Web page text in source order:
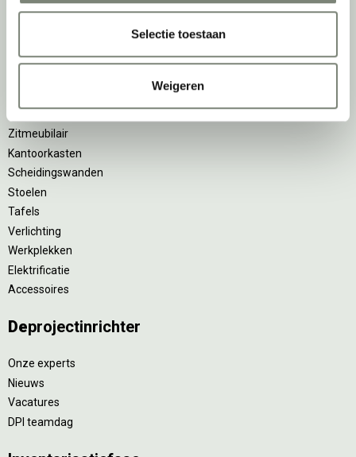
Selectie toestaan
Weigeren
Ergonomische bureaustoelen
Zitsta bureaus
Zitmeubilair
Kantoorkasten
Scheidingswanden
Stoelen
Tafels
Verlichting
Werkplekken
Elektrificatie
Accessoires
Deprojectinrichter
Onze experts
Nieuws
Vacatures
DPI teamdag